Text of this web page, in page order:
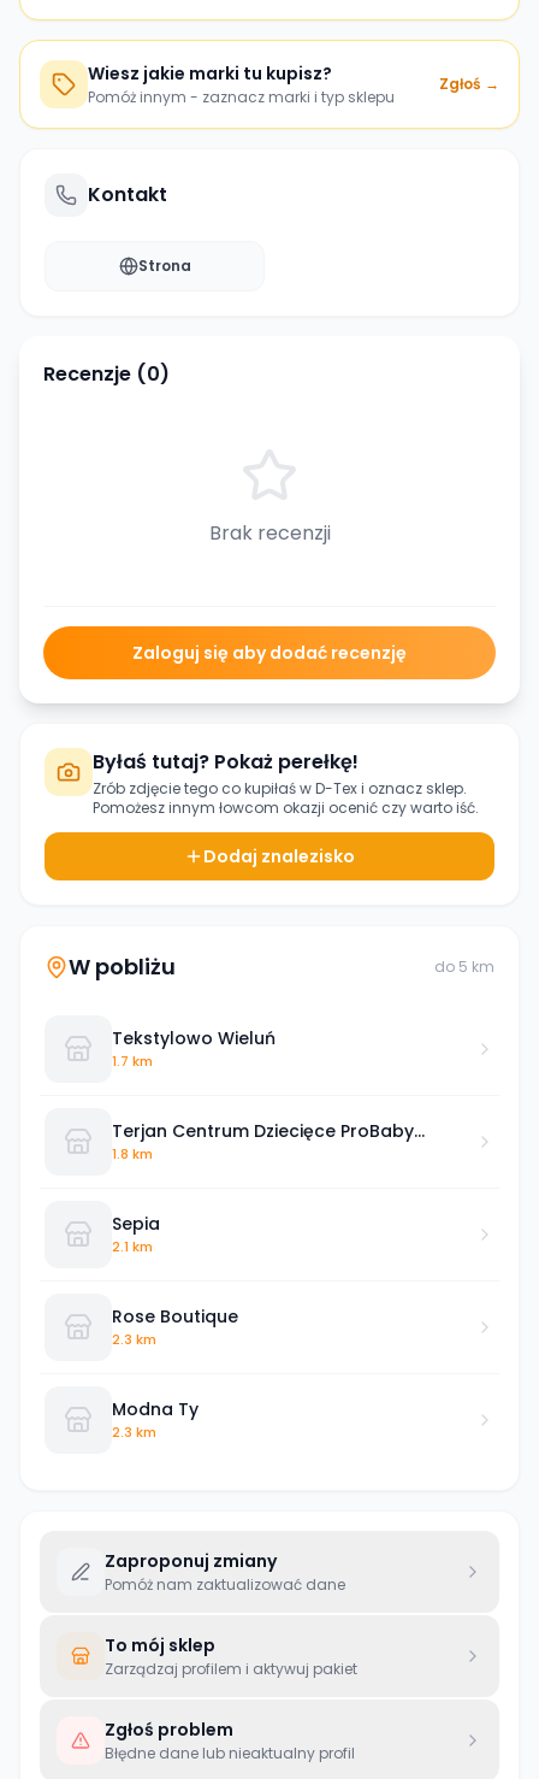
Wiesz jakie marki tu kupisz?
Pomóż innym - zaznacz marki i typ sklepu
Zgłoś →
Kontakt
Strona
Recenzje (0)
Brak recenzji
Zaloguj się aby dodać recenzję
Byłaś tutaj? Pokaż perełkę!
Zrób zdjęcie tego co kupiłaś wD-Texi oznacz sklep.
Pomożesz innym łowcom okazji ocenić czy warto iść.
Dodaj znalezisko
W pobliżu do 5 km
Tekstylowo Wieluń
1.7 km
Terjan Centrum Dziecięce ProBaby
Wieluń
1.8 km
Sepia
2.1 km
Rose Boutique
2.3 km
Modna Ty
2.3 km
Zaproponuj zmiany
Pomóż nam zaktualizować dane
To mój sklep
Zarządzaj profilem i aktywuj pakiet
Zgłoś problem
Błędne dane lub nieaktualny profil